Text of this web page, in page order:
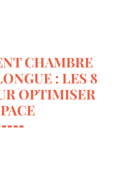
CHAMBRE
: LES 8
OPTIMISER